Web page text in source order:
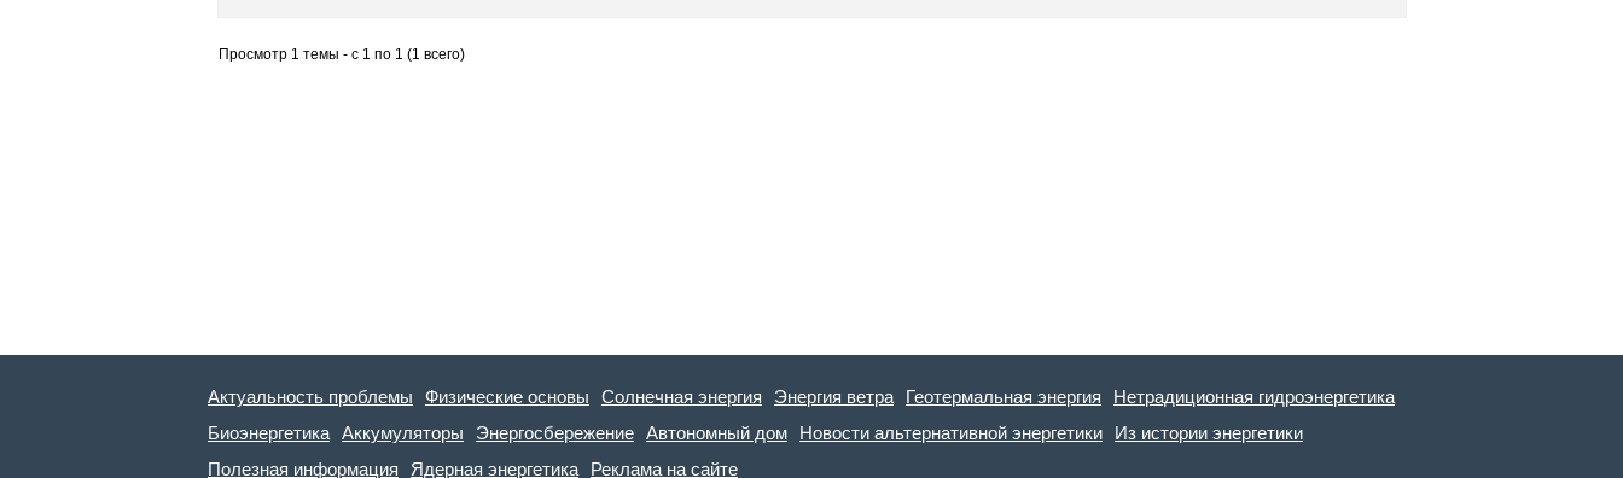
Просмотр 1 темы - с 1 по 1 (1 всего)
Актуальность проблемы Физические основы Солнечная энергия Энергия ветра Геотермальная энергия
Нетрадиционная гидроэнергетика
Биоэнергетика Аккумуляторы Энергосбережение Автономный дом Новости альтернативной энергетики
Из истории энергетики
Полезная информация
Ядерная энергетика Реклама на сайте